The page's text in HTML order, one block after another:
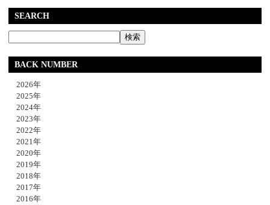
SEARCH
BACK NUMBER
2026年
2025年
2024年
2023年
2022年
2021年
2020年
2019年
2018年
2017年
2016年